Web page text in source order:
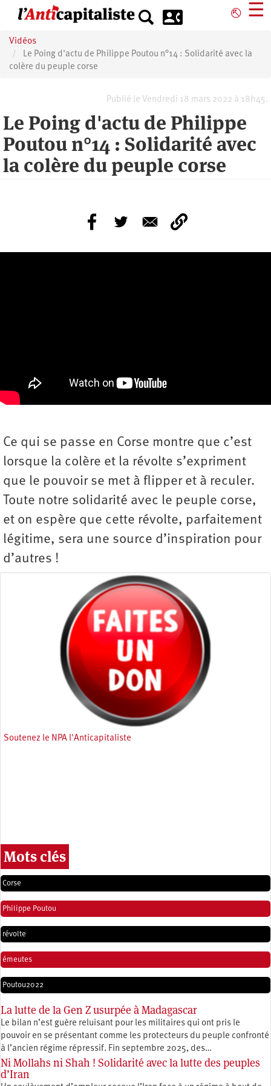
principal
⎋ ☰
Vidéos
Le Poing d'actu de Philippe Poutou n°14 : Solidarité avec la
colère du peuple corse
Publié le Vendredi 18 mars 2022 à 18h45.
Le Poing d'actu de Philippe
Poutou n°14 : Solidarité avec
la colère du peuple corse
Ce qui se passe en Corse montre que c’est
lorsque la colère et la révolte s’expriment
que le pouvoir se met à flipper et à reculer.
Toute notre solidarité avec le peuple corse,
et on espère que cette révolte, parfaitement
légitime, sera une source d’inspiration pour
d’autres !
Soutenez le NPA l'Anticapitaliste
Mots clés
Corse
Philippe Poutou
révolte
émeutes
Poutou2022
La lutte de la Gen Z usurpée à Madagascar
Le bilan n’est guère reluisant pour les militaires qui ont pris le
pouvoir en se présentant comme les protecteurs du peuple confronté
à l’ancien régime répressif. Fin septembre 2025, des…
Ni Mollahs ni Shah ! Solidarité avec la lutte des peuples
d’Iran